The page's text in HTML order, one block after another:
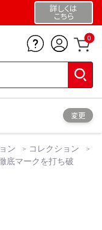
詳しくは
こちら
0
変更
ン
コレクション
底マークを打ち破